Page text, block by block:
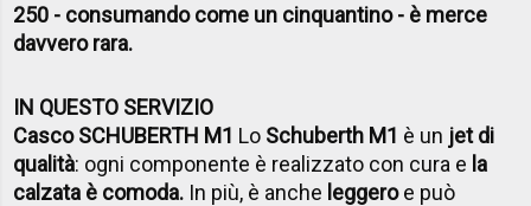
250 - consumando come un cinquantino - è merce
davvero rara.
IN QUESTO SERVIZIO
Casco SCHUBERTH M1 Lo Schuberth M1 è un jet di
qualità: ogni componente è realizzato con cura e la
calzata è comoda. In più, è anche leggeroe può